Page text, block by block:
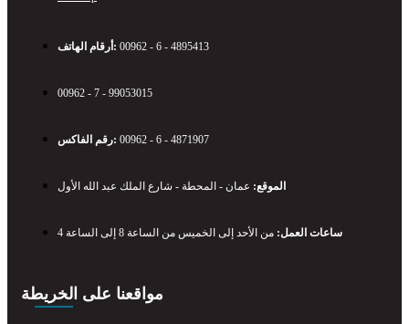
أرقام الهاتف: 00962 - 6 - 4895413
00962 - 7 - 99053015
رقم الفاكس: 00962 - 6 - 4871907
الموقع: عمان - المحطة - شارع الملك عبد الله الأول
ساعات العمل: من الأحد إلى الخميس من الساعة 8 إلى الساعة 4
مواقعنا على الخريطة